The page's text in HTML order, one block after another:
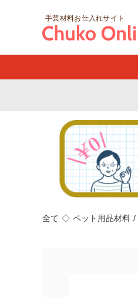
全て ◇ ペット用品材料 /
手芸材料お仕入れサイト